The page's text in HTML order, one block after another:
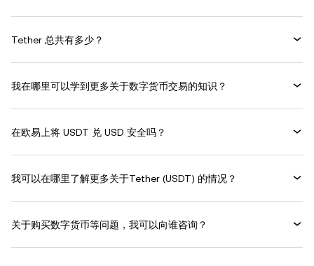
Tether 总共有多少？
我在哪里可以学到更多关于数字货币交易的知识？
在欧易上将 USDT 兑 USD 安全吗？
我可以在哪里了解更多关于Tether (USDT) 的情况？
关于购买数字货币等问题，我可以向谁咨询？